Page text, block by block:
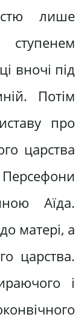
лише
вночі під
Потім
про
царства
Аїда.
матері, а
царства.
і